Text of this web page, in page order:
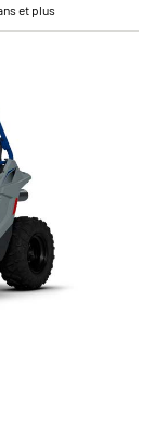
et plus